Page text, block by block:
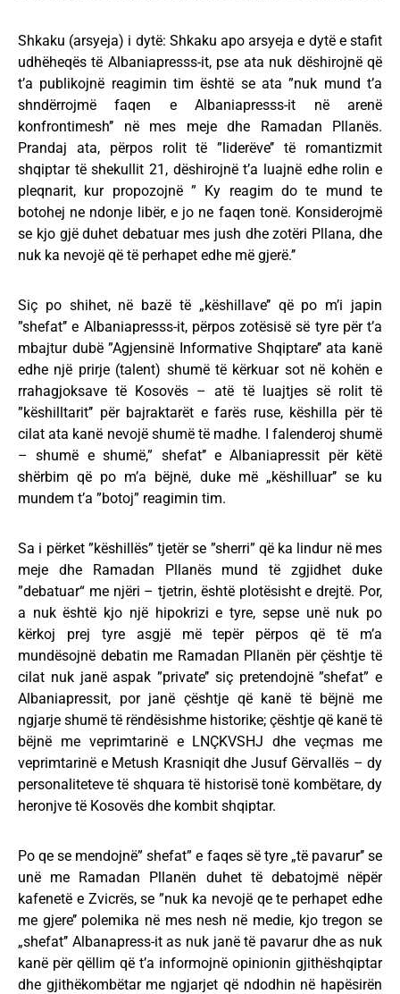
Shkaku (arsyeja) i dytë: Shkaku apo arsyeja e dytë e stafit
udhëheqës të Albaniapresss-it, pse ata nuk dëshirojnë që
t’a publikojnë reagimin tim është se ata ”nuk mund t’a
shndërrojmë faqen e Albaniapresss-it në arenë
konfrontimesh’’ në mes meje dhe Ramadan Pllanës.
Prandaj ata, përpos rolit të ”liderëve’’ të romantizmit
shqiptar të shekullit 21, dëshirojnë t’a luajnë edhe rolin e
pleqnarit, kur propozojnë ” Ky reagim do te mund te
botohej ne ndonje libër, e jo ne faqen tonë. Konsiderojmë
se kjo gjë duhet debatuar mes jush dhe zotëri Pllana, dhe
nuk ka nevojë që të perhapet edhe më gjerë.’’
Siç po shihet, në bazë të „këshillave’’ që po m’i japin
”shefat’’ e Albaniapresss-it, përpos zotësisë së tyre për t’a
mbajtur dubë ”Agjensinë Informative Shqiptare’’ ata kanë
edhe një prirje (talent) shumë të kërkuar sot në kohën e
rrahagjoksave të Kosovës – atë të luajtjes së rolit të
”këshilltarit’’ për bajraktarët e farës ruse, këshilla për të
cilat ata kanë nevojë shumë të madhe. I falenderoj shumë
– shumë e shumë,” shefat’’ e Albaniapressit për këtë
shërbim që po m’a bëjnë, duke më „këshilluar’’ se ku
mundem t’a ”botoj” reagimin tim.
Sa i përket ”këshillës” tjetër se ”sherri” që ka lindur në mes
meje dhe Ramadan Pllanës mund të zgjidhet duke
”debatuar“ me njëri – tjetrin, është plotësisht e drejtë. Por,
a nuk është kjo një hipokrizi e tyre, sepse unë nuk po
kërkoj prej tyre asgjë më tepër përpos që të m’a
mundësojnë debatin me Ramadan Pllanën për çështje të
cilat nuk janë aspak ”private’’ siç pretendojnë ”shefat” e
Albaniapressit, por janë çështje që kanë të bëjnë me
ngjarje shumë të rëndësishme historike; çështje që kanë të
bëjnë me veprimtarinë e LNÇKVSHJ dhe veçmas me
veprimtarinë e Metush Krasniqit dhe Jusuf Gërvallës – dy
personaliteteve të shquara të historisë tonë kombëtare, dy
heronjve të Kosovës dhe kombit shqiptar.
Po qe se mendojnë” shefat” e faqes së tyre „të pavarur’’ se
unë me Ramadan Pllanën duhet të debatojmë nëpër
kafenetë e Zvicrës, se ”nuk ka nevojë qe te perhapet edhe
me gjere’’ polemika në mes nesh në medie, kjo tregon se
„shefat’’ Albanapress-it as nuk janë të pavarur dhe as nuk
kanë për qëllim që t’a informojnë opinionin gjithëshqiptar
dhe gjithëkombëtar me ngjarjet që ndodhin në hapësirën